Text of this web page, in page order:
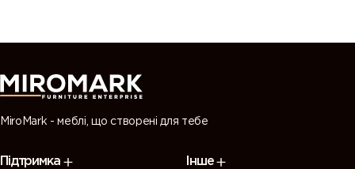
MiroMark - меблі, що створені для тебе
Підтримка Інше